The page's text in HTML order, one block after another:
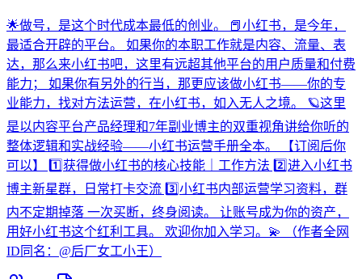
🌟做号，是这个时代成本最低的创业。 📕小红书，是今年，
最适合开辟的平台。 如果你的本职工作就是内容、流量、表
达，那么来小红书吧，这里有远超其他平台的用户质量和付费
能力； 如果你有另外的行当，那更应该做小红书——你的专
业能力，找对方法运营，在小红书，如入无人之境。 🪐这里
是以内容平台产品经理和7年副业博主的双重视角讲给你听的
整体逻辑和实战经验——小红书运营手册全本。 【订阅后你
可以】 1️⃣获得做小红书的核心技能｜工作方法 2️⃣进入小红书
博主新星群，日常打卡交流 3️⃣小红书内部运营学习资料，群
内不定期掉落 一次买断，终身阅读。 让账号成为你的资产，
用好小红书这个红利工具。 欢迎你加入学习。💫 （作者全网
ID同名：@后厂女工小王）